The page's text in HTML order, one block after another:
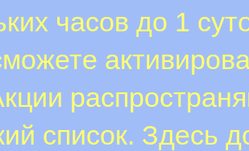
часов до 1
список. Здесь